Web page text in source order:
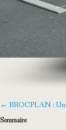
← BROCPLAN :
Sommaire